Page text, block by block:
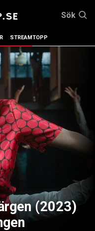
Sök
STREAMTOPP
(2023)